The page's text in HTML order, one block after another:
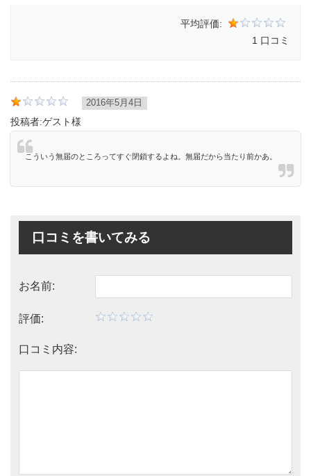
平均評価:
1 口コミ
2016年5月4日
投稿者:ゲスト様
こういう無届のところってすぐ閉鎖するよね。無届だから当たり前かあ。
口コミを書いてみる
お名前:
評価:
口コミ内容: